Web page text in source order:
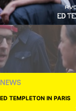
NEWS
ED TEMPLETON IN PARIS